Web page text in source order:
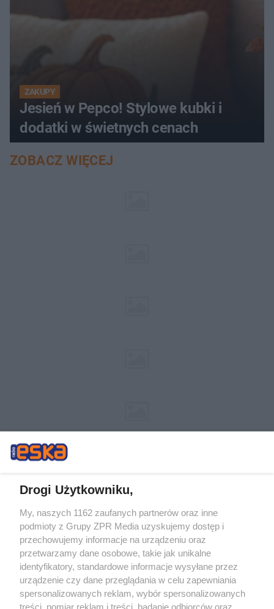
ZAKUPY
Jesień w Pepco! Stylowe kubki i
dodatki w świetnych cenach
ZOBACZ WIĘCEJ
Żaden utwór zamieszczony w serwisie nie może być powielany i
rozpowszechniany lub dalej rozpowszechniany w jakikolwiek sposób (w
tym także elektroniczny lub mechaniczny) na jakimkolwiek polu
eksploatacji w jakiejkolwiek formie, włącznie z umieszczaniem w Internecie
bez pisemnej zgody właściciela praw. Jakiekolwiek użycie lub
wykorzystanie utworów w całości lub w części z naruszeniem prawa, tzn.
bez właściwej zgody, jest zabronione pod groźbą kary i może być ścigane
prawnie.
Drogi Użytkowniku,
My, naszych 1162 zaufanych partnerów oraz inne
podmioty z Grupy ZPR Media uzyskujemy dostęp i
przechowujemy informacje na urządzeniu oraz
przetwarzamy dane osobowe, takie jak unikalne
identyfikatory, standardowe informacje wysyłane przez
urządzenie czy dane przeglądania w celu zapewniania
spersonalizowanych reklam, wybór spersonalizowanych
treści, pomiar reklam i treści, badanie odbiorców oraz